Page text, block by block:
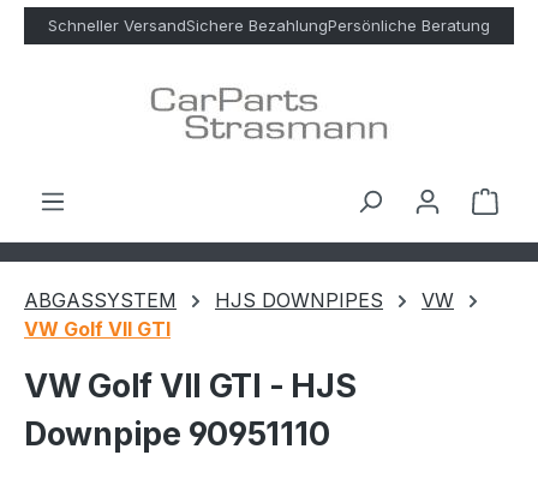
Zum Hauptinhalt springen
Schneller VersandSichere BezahlungPersönliche Beratung
ABGASSYSTEM HJS DOWNPIPES
VW
VW Golf VII GTI
VW Golf VII GTI - HJS
Downpipe 90951110